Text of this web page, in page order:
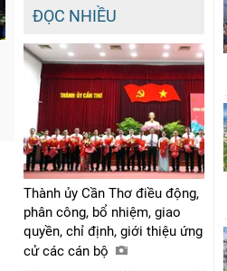
ĐỌC NHIỀU
Thành ủy Cần Thơ điều động,
phân công, bổ nhiệm, giao
quyền, chỉ định, giới thiệu ứng
cử các cán bộ